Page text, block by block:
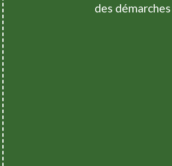
des démarches